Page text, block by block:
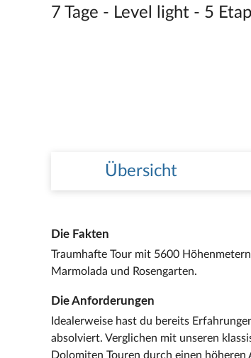
7 Tage - Level light - 5
Übersicht
Die Fakten
Traumhafte Tour mit 5600
Marmolada und Rosengarten.
Die Anforderungen
Idealerweise hast du bereits
absolviert. Verglichen mit unseren
Dolomiten Touren durch einen